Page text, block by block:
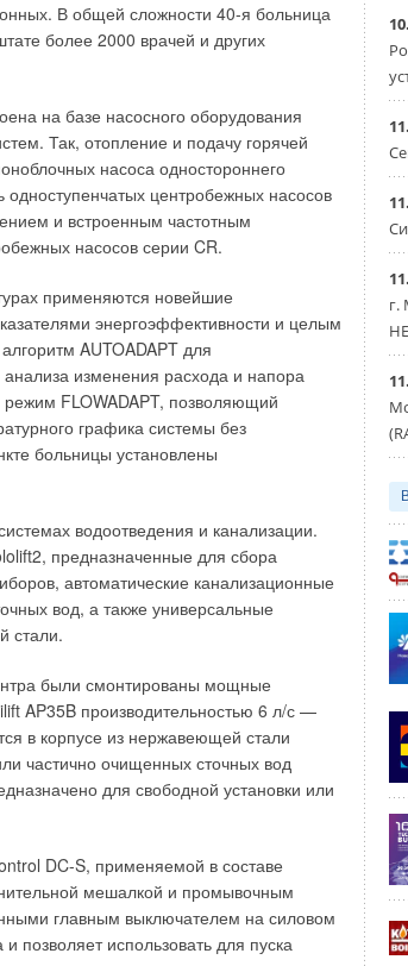
В общей сложности 40-я больница
более 2000 врачей и других
на базе насосного оборудования
Так, отопление и подачу горячей
насоса одностороннего
центробежных насосов
и встроенным частотным
насосов серии CR.
применяются новейшие
энергоэффективности и целым
AUTOADAPT для
изменения расхода и напора
режим FLOWADAPT, позволяющий
графика системы без
больницы установлены
водоотведения и канализации.
предназначенные для сбора
автоматические канализационные
вод, а также универсальные
стали.
были смонтированы мощные
AP35B производительностью 6 л/с —
в корпусе из нержавеющей стали
частично очищенных сточных вод
для свободной установки или
DC-S, применяемой в составе
мешалкой и промывочным
главным выключателем на силовом
позволяет использовать для пуска
г.
инновационного «БиоДома»
расположения без присоединения
энергоносители поставщикам.